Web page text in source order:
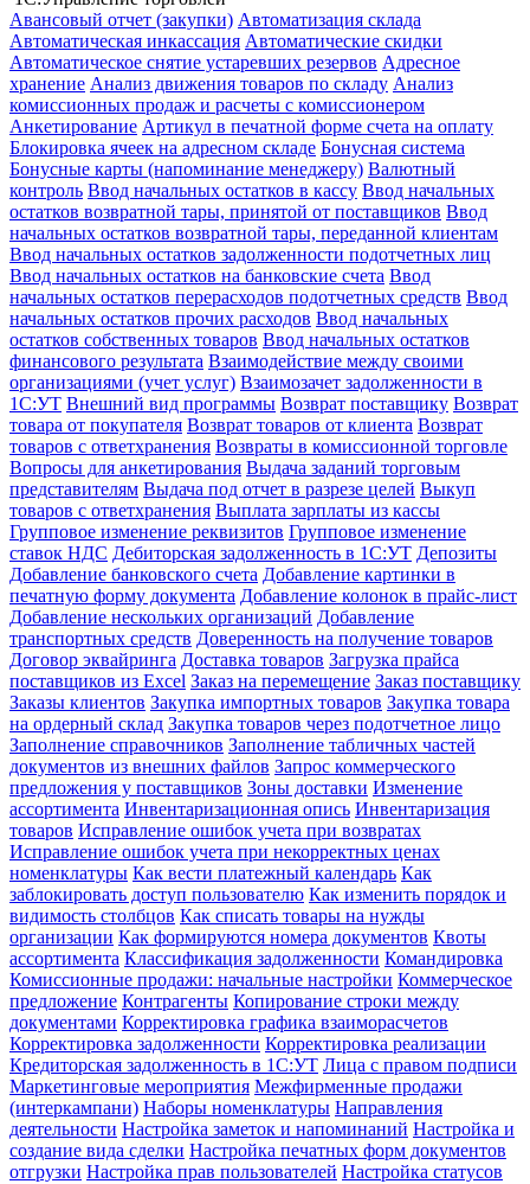
Авансовый отчет (закупки) Автоматизация склада
Автоматическая инкассация Автоматические скидки
Автоматическое снятие устаревших резервов Адресное
хранение Анализ движения товаров по складу Анализ
комиссионных продаж и расчеты с комиссионером
Анкетирование Артикул в печатной форме счета на оплату
Блокировка ячеек на адресном складе Бонусная система
Бонусные карты (напоминание менеджеру) Валютный
контроль Ввод начальных остатков в кассу Ввод начальных
остатков возвратной тары, принятой от поставщиков Ввод
начальных остатков возвратной тары, переданной клиентам
Ввод начальных остатков задолженности подотчетных лиц
Ввод начальных остатков на банковские счета Ввод
начальных остатков перерасходов подотчетных средств Ввод
начальных остатков прочих расходов Ввод начальных
остатков собственных товаров Ввод начальных остатков
финансового результата Взаимодействие между своими
организациями (учет услуг) Взаимозачет задолженности в
1С:УТ Внешний вид программы Возврат поставщику Возврат
товара от покупателя Возврат товаров от клиента Возврат
товаров с ответхранения Возвраты в комиссионной торговле
Вопросы для анкетирования Выдача заданий торговым
представителям Выдача под отчет в разрезе целей Выкуп
товаров с ответхранения Выплата зарплаты из кассы
Групповое изменение реквизитов Групповое изменение
ставок НДС Дебиторская задолженность в 1С:УТ Депозиты
Добавление банковского счета Добавление картинки в
печатную форму документа Добавление колонок в прайс-лист
Добавление нескольких организаций Добавление
транспортных средств Доверенность на получение товаров
Договор эквайринга Доставка товаров Загрузка прайса
поставщиков из Excel Заказ на перемещение Заказ поставщику
Заказы клиентов Закупка импортных товаров Закупка товара
на ордерный склад Закупка товаров через подотчетное лицо
Заполнение справочников Заполнение табличных частей
документов из внешних файлов Запрос коммерческого
предложения у поставщиков Зоны доставки Изменение
ассортимента Инвентаризационная опись Инвентаризация
товаров Исправление ошибок учета при возвратах
Исправление ошибок учета при некорректных ценах
номенклатуры Как вести платежный календарь Как
заблокировать доступ пользователю Как изменить порядок и
видимость столбцов Как списать товары на нужды
организации Как формируются номера документов Квоты
ассортимента Классификация задолженности Командировка
Комиссионные продажи: начальные настройки Коммерческое
предложение Контрагенты Копирование строки между
документами Корректировка графика взаиморасчетов
Корректировка задолженности Корректировка реализации
Кредиторская задолженность в 1С:УТ Лица с правом подписи
Маркетинговые мероприятия Межфирменные продажи
(интеркампани) Наборы номенклатуры Направления
деятельности Настройка заметок и напоминаний Настройка и
создание вида сделки Настройка печатных форм документов
отгрузки Настройка прав пользователей Настройка статусов